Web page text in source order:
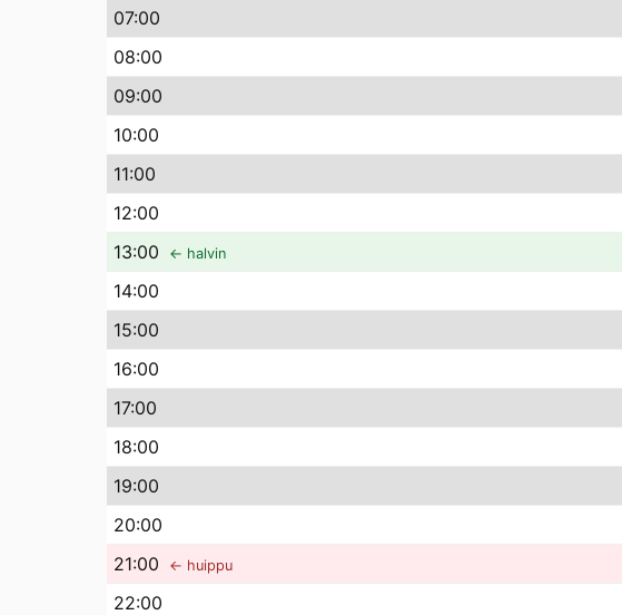
07:00
08:00
09:00
10:00
11:00
12:00
13:00 ← halvin
14:00
15:00
16:00
17:00
18:00
19:00
20:00
21:00 ← huippu
22:00